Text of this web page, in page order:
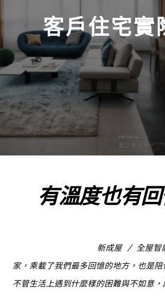
客戶住宅實
有溫度也有
新成屋 / 全屋智
家，乘載了我們最多回憶的地方，也是
不管生活上遇到什麼樣的困難與不如意